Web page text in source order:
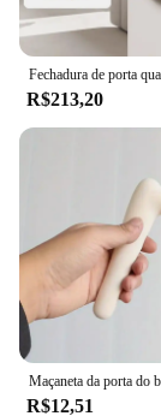
R$213,20
R$12,51